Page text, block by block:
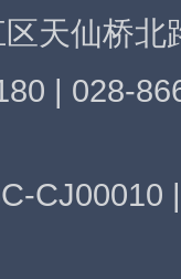
天仙桥北
| 028-
CJ00010